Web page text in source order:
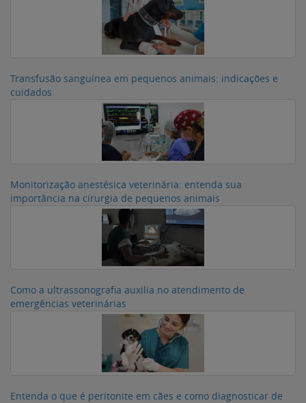
Transfusão sanguínea em pequenos animais: indicações e
cuidados
Monitorização anestésica veterinária: entenda sua
importância na cirurgia de pequenos animais
Como a ultrassonografia auxilia no atendimento de
emergências veterinárias
Entenda o que é peritonite em cães e como diagnosticar de